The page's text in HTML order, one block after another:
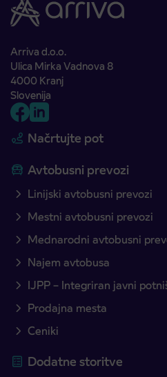
Arriva d.o.o.
Ulica Mirka Vadnova 8
4000 Kranj
Slovenija
Načrtujte pot
Avtobusni prevozi
Linijski avtobusni prevozi
Mestni avtobusni prevozi
Mednarodni avtobusni
Najem avtobusa
IJPP – Integriran javni
Prodajna mesta
Ceniki
Dodatne storitve